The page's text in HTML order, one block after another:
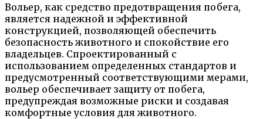
Вольер, как средство предотвращения побега,
является надежной и эффективной
конструкцией, позволяющей обеспечить
безопасность животного и спокойствие его
владельцев. Спроектированный с
использованием определенных стандартов и
предусмотренный соответствующими мерами,
вольер обеспечивает защиту от побега,
предупреждая возможные риски и создавая
комфортные условия для животного.